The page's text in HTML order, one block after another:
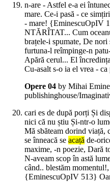
n-are - Astfel e-a ei
mare. Ce-i pasă - ce
- mare! {EminescuOpIV
NTĂRÎTAT... Cum
brațele-i spumate, De nori
furtuna-l reîmpinge-n
Apără cerul... El
Cu-asalt s-o ia el vrea -
Opere 04 by Mihai
publishinghouse/
cari es de după porți Și
nici că nu știu Și-ntr-o
Mă sbăteam dorind viață,
se înneacă se acață de-
maxime, -n poezie, Dară
N-aveam scop în astă
când.. blestăm
{EminescuOpIV 513}